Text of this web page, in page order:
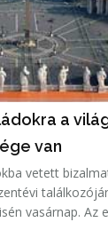
a
van
vetett
egyházfő olasz és